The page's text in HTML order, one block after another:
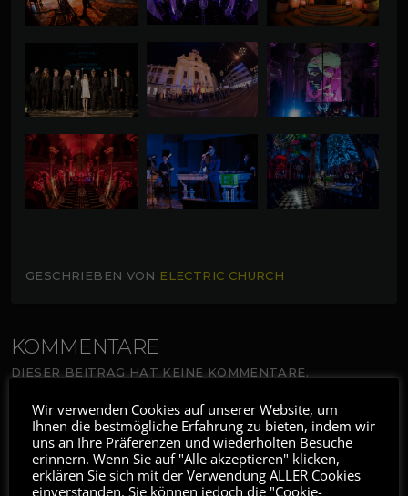
GESCHRIEBEN VON ELECTRIC CHURCH
KOMMENTARE
DIESER BEITRAG HAT KEINE KOMMENTARE.
HINTERLASSE EINEN KOMMENTAR
DU MUSSTEINGELOGGT UM EINEN KOMMENTAR ZU
Wir verwenden Cookies auf unserer Website, um
Ihnen die bestmögliche Erfahrung zu bieten, indem wir
uns an Ihre Präferenzen und wiederholten Besuche
erinnern. Wenn Sie auf "Alle akzeptieren" klicken,
erklären Sie sich mit der Verwendung ALLER Cookies
einverstanden. Sie können jedoch die "Cookie-